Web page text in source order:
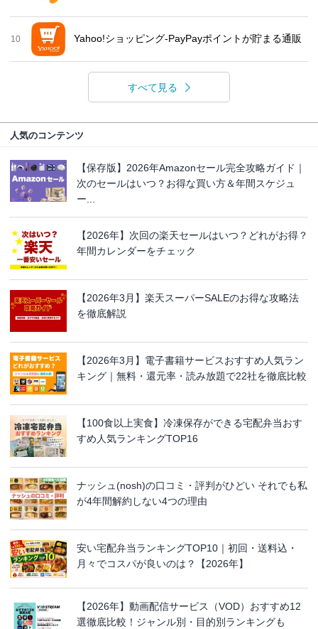
10 Yahoo!ショッピング-PayPayポイントが貯まる通販
すべて見る
人気のコンテンツ
【保存版】2026年Amazonセール完全攻略ガイド｜
次のセールはいつ？お得な買い方＆年間スケジュ
ー...
【2026年】次回の楽天セールはいつ？どれがお得？
年間カレンダーをチェック
【2026年3月】楽天スーパーSALEのお得な攻略法
を徹底解説
【2026年3月】電子書籍サービスおすすめ人気ラン
キング｜無料・還元率・読み放題で22社を徹底比較
【100食以上実食】冷凍保存ができる宅配弁当おす
すめ人気ランキングTOP16
ナッシュ(nosh)の口コミ・評判がひどい それでも私
が4年間解約しない4つの理由
安い宅配弁当ランキングTOP10｜初回・送料込・
月々でコスパが良いのは？【2026年】
【2026年】動画配信サービス（VOD）おすすめ12
選徹底比較！ジャンル別・目的別ランキングも